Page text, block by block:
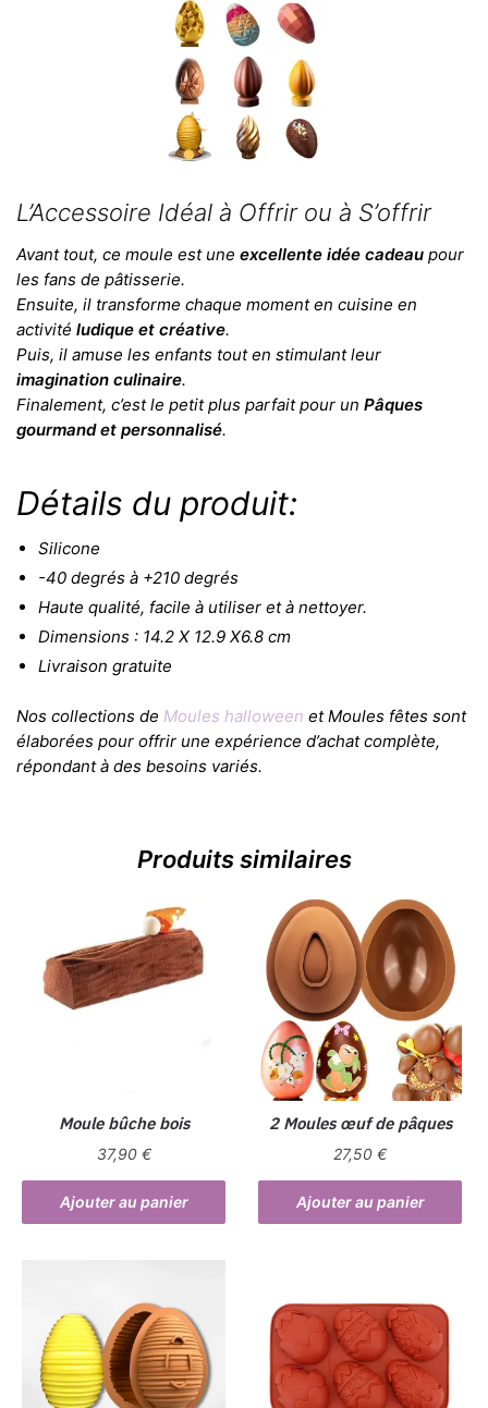
L’Accessoire Idéal à Offrir ou à S’offrir
Avant tout, ce moule est une excellente idée cadeau pour
les fans de pâtisserie.
Ensuite, il transforme chaque moment en cuisine en
activité ludique et créative.
Puis, il amuse les enfants tout en stimulant leur
imagination culinaire.
Finalement, c’est le petit plus parfait pour un Pâques
gourmand et personnalisé.
Détails du produit:
Silicone
-40 degrés à +210 degrés
Haute qualité, facile à utiliser et à nettoyer.
Dimensions : 14.2 X 12.9 X6.8 cm
Livraison gratuite
Nos collections de Moules halloween et Moules fêtes sont
élaborées pour offrir une expérience d’achat complète,
répondant à des besoins variés.
Produits similaires
Moule bûche bois
37,90 €
Ajouter au panier
2 Moules œuf de pâques
27,50€
Ajouter au panier